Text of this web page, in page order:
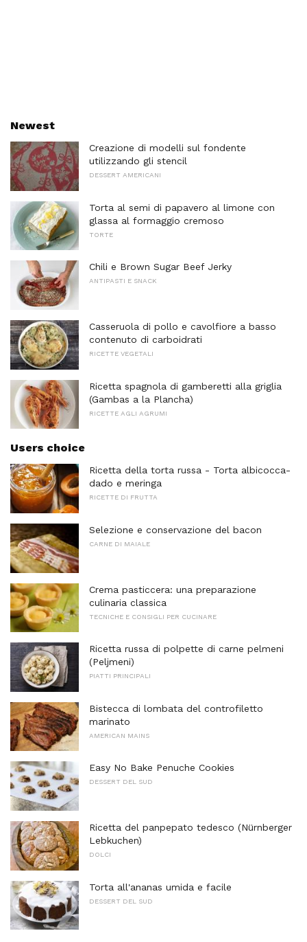
Newest
Creazione di modelli sul fondente
utilizzando gli stencil
DESSERT AMERICANI
Torta al semi di papavero al limone con
glassa al formaggio cremoso
TORTE
Chili e Brown Sugar Beef Jerky
ANTIPASTI E SNACK
Casseruola di pollo e cavolfiore a basso
contenuto di carboidrati
RICETTE VEGETALI
Ricetta spagnola di gamberetti alla griglia
(Gambas a la Plancha)
RICETTE AGLI AGRUMI
Users choice
Ricetta della torta russa - Torta albicocca-
dado e meringa
RICETTE DI FRUTTA
Selezione e conservazione del bacon
CARNE DI MAIALE
Crema pasticcera: una preparazione
culinaria classica
TECNICHE E CONSIGLI PER CUCINARE
Ricetta russa di polpette di carne pelmeni
(Peljmeni)
PIATTI PRINCIPALI
Bistecca di lombata del controfiletto
marinato
AMERICAN MAINS
Easy No Bake Penuche Cookies
DESSERT DEL SUD
Ricetta del panpepato tedesco (Nürnberger
Lebkuchen)
DOLCI
Torta all'ananas umida e facile
DESSERT DEL SUD